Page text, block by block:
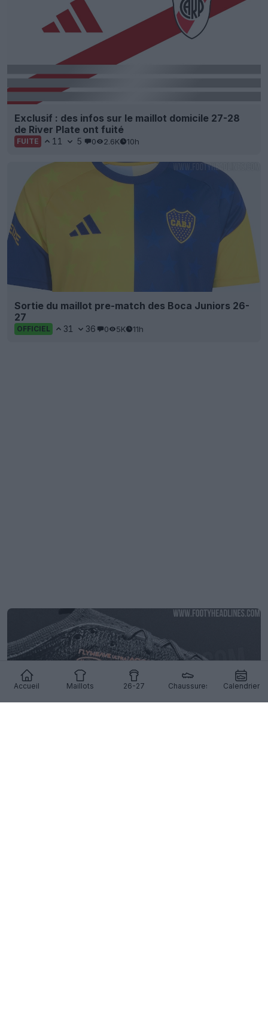
Accueil Maillots 26-27 Chaussures Calendrier
Exclusif : des infos sur le maillot domicile 27-28
de River Plate ont fuité
FUITE 11 5 0 2.6K 10h
Sortie du maillot pre-match des Boca Juniors 26-
27
OFFICIEL 31 36 0 5K 11h